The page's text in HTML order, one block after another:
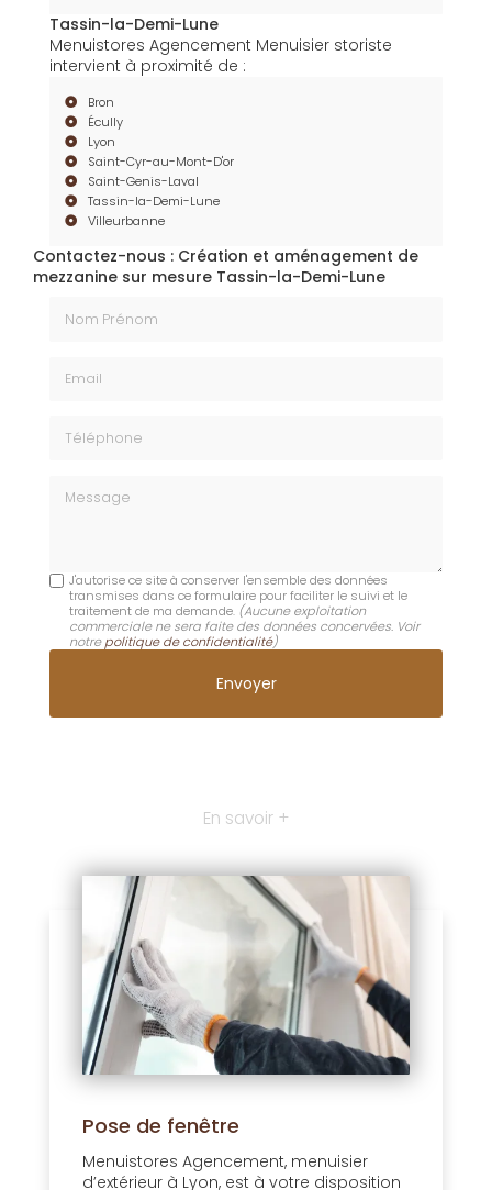
Tassin-la-Demi-Lune
Menuistores Agencement Menuisier storiste
intervient à proximité de :
Bron
Écully
Lyon
Saint-Cyr-au-Mont-D'or
Saint-Genis-Laval
Tassin-la-Demi-Lune
Villeurbanne
Contactez-nous : Création et aménagement de
mezzanine sur mesure Tassin-la-Demi-Lune
J'autorise ce site à conserver l'ensemble des données
transmises dans ce formulaire pour faciliter le suivi et le
traitement de ma demande. (Aucune exploitation
commerciale ne sera faite des données concervées. Voir
notrepolitique de confidentialité)
En savoir +
Pose de fenêtre
Menuistores Agencement, menuisier
d’extérieur à Lyon, est à votre disposition